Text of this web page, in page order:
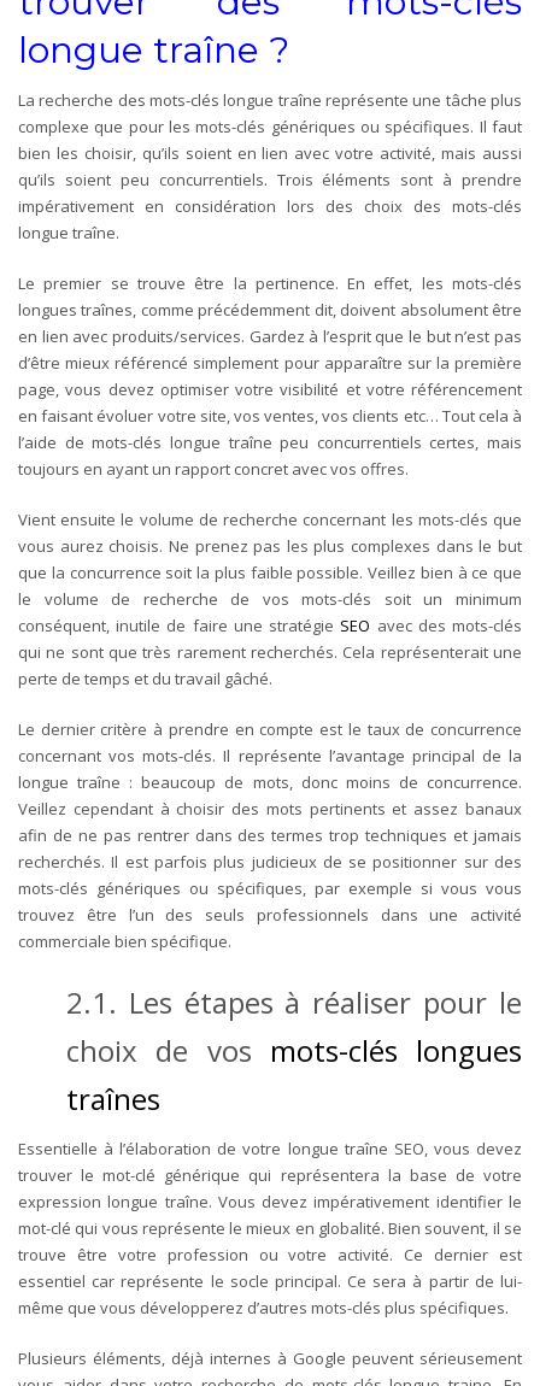
longue traîne ?
La recherche des mots-clés longue traîne représente une tâche plus
complexe que pour les mots-clés génériques ou spécifiques. Il faut
bien les choisir, qu’ils soient en lien avec votre activité, mais aussi
qu’ils soient peu concurrentiels. Trois éléments sont à prendre
impérativement en considération lors des choix des mots-clés
longue traîne.
Le premier se trouve être la pertinence. En effet, les mots-clés
longues traînes, comme précédemment dit, doivent absolument être
en lien avec produits/services. Gardez à l’esprit que le but n’est pas
d’être mieux référencé simplement pour apparaître sur la première
page, vous devez optimiser votre visibilité et votre référencement
en faisant évoluer votre site, vos ventes, vos clients etc… Tout cela à
l’aide de mots-clés longue traîne peu concurrentiels certes, mais
toujours en ayant un rapport concret avec vos offres.
Vient ensuite le volume de recherche concernant les mots-clés que
vous aurez choisis. Ne prenez pas les plus complexes dans le but
que la concurrence soit la plus faible possible. Veillez bien à ce que
le volume de recherche de vos mots-clés soit un minimum
conséquent, inutile de faire une stratégie SEO avec des mots-clés
qui ne sont que très rarement recherchés. Cela représenterait une
perte de temps et du travail gâché.
Le dernier critère à prendre en compte est le taux de concurrence
concernant vos mots-clés. Il représente l’avantage principal de la
longue traîne : beaucoup de mots, donc moins de concurrence.
Veillez cependant à choisir des mots pertinents et assez banaux
afin de ne pas rentrer dans des termes trop techniques et jamais
recherchés. Il est parfois plus judicieux de se positionner sur des
mots-clés génériques ou spécifiques, par exemple si vous vous
trouvez être l’un des seuls professionnels dans une activité
commerciale bien spécifique.
2.1. Les étapes à réaliser pour le
choix de vos mots-clés longues
traînes
Essentielle à l’élaboration de votre longue traîne SEO, vous devez
trouver le mot-clé générique qui représentera la base de votre
expression longue traîne. Vous devez impérativement identifier le
mot-clé qui vous représente le mieux en globalité. Bien souvent, il se
trouve être votre profession ou votre activité. Ce dernier est
essentiel car représente le socle principal. Ce sera à partir de lui-
même que vous développerez d’autres mots-clés plus spécifiques.
Plusieurs éléments, déjà internes à Google peuvent sérieusement